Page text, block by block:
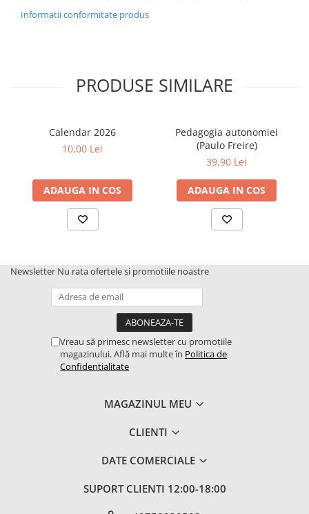
Informatii conformitate produs
PRODUSE SIMILARE
Calendar 2026
10,00 Lei
ADAUGA IN COS
Pedagogia autonomiei
(Paulo Freire)
39,90 Lei
ADAUGA IN COS
Newsletter Nu rata ofertele si promotiile noastre
Vreau să primesc newsletter cu promoțiile
magazinului. Află mai multe în Politica de
Confidentialitate
MAGAZINUL MEU
CLIENTI
DATE COMERCIALE
SUPORT CLIENTI 12:00-18:00